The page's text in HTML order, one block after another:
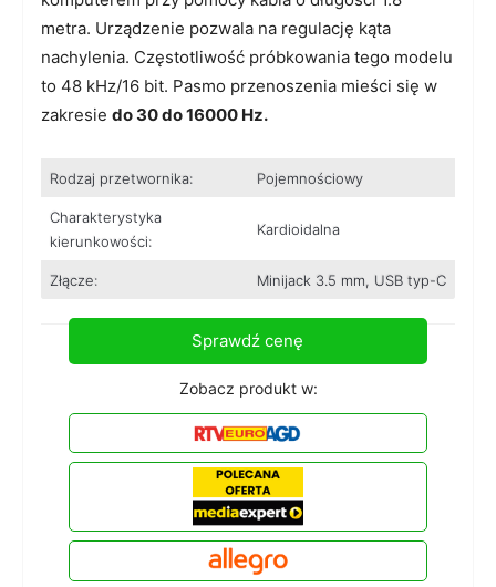
metra. Urządzenie pozwala na regulację kąta
nachylenia. Częstotliwość próbkowania tego modelu
to 48 kHz/16 bit. Pasmo przenoszenia mieści się w
zakresie do 30 do 16000 Hz.
Rodzaj przetwornika: Pojemnościowy
Charakterystyka
kierunkowości:
Kardioidalna
Złącze: Minijack 3.5 mm, USB typ-C
Sprawdź cenę
Zobacz produkt w: